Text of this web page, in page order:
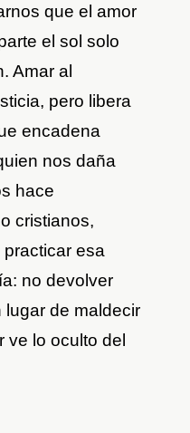
que el amor
el sol solo
Amar al
pero libera
encadena
nos daña
hace
cristianos,
esa
no devolver
lugar de maldecir
ve lo oculto del